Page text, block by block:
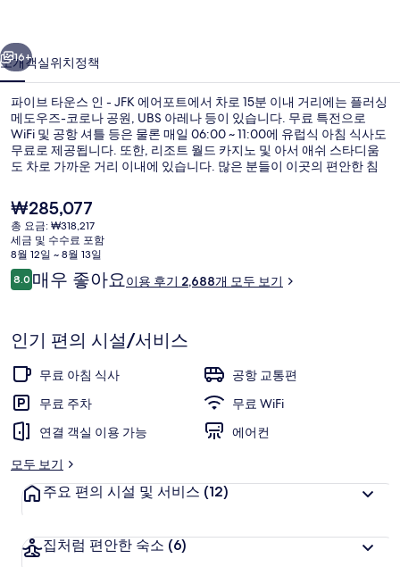
-
JFK
에
어
포
의
사
진
러
리
16+
소개객실위치정책
파이브 타운스 인 - JFK 에어포트에서 차로 15분 이내 거리에는 플러싱
메도우즈-코로나 공원, UBS 아레나 등이 있습니다. 무료 특전으로
WiFi 및 공항 셔틀 등은 물론 매일 06:00 ~ 11:00에 유럽식 아침 식사도
무료로 제공됩니다. 또한, 리조트 월드 카지노 및 아서 애쉬 스타디움
도 차로 가까운 거리 이내에 있습니다. 많은 분들이 이곳의 편안한 침
현
재
가
격
은
₩285,077
₩285,077
총 요금: ₩318,217
세금 및 수수료 포함
8월 12일 ~ 8월 13일
이
용
기
8.010점 만점 중 8.0점.
매우 좋아요이용 후기 2,688개 모두 보기
인기 편의 시설/서비스
무료 아침 식사
공항 교통편
무료 주차
무료 WiFi
연결 객실 이용 가능
에어컨
모두 보기
주요 편의 시설 및 서비스 (12)
집처럼 편안한 숙소 (6)